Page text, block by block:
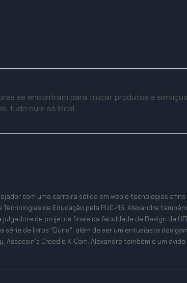
se encontram para trocar produtos e
tudo num só local.
com uma carreira sólida em web e tecnologias
de Educação pela PUC-RS, Alexandre
de projetos finais da faculdade de Design da
de livros "Duna", além de ser um entusiasta dos
Assassin's Creed e X-Com. Alexandre também é um